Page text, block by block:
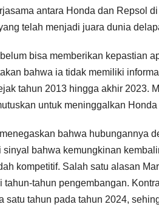
antara Honda dan Repsol
telah menjadi juara dunia
bisa memberikan kepastian
bahwa ia tidak memiliki
tahun 2013 hingga akhir 2023.
untuk meninggalkan
bahwa hubungannya
sinyal bahwa kemungkinan
kompetitif. Salah satu alasan
tahun pengembangan.
satu tahun pada tahun 2024,